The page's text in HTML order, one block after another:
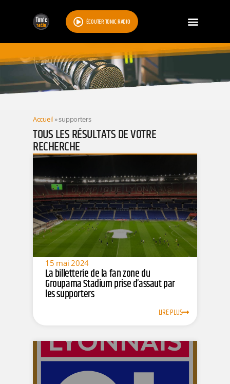
ÉCOUTER TONIC RADIO
RESULTATS
Accueil»supporters
TOUS LES RÉSULTATS DE VOTRE
RECHERCHE
15 mai 2024
La billetterie de la fan zone du
Groupama Stadium prise d’assaut par
les supporters
LIRE PLUS